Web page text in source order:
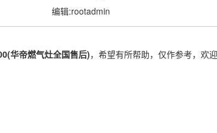
编辑:rootadmin
华帝燃气灶全国售后)，希望有所帮助，仅作参考，欢迎